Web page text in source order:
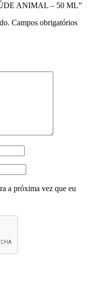
ANIMAL – 50 ML”
Campos obrigatórios
a próxima vez que eu